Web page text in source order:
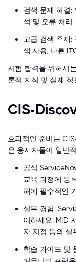
검색 문제 해결:
석 및 오류 처리.
고급 검색 주제:
색 사용, 다른
시험 합격을 위해서
론적 지식 및 실제
CIS-
효과적인 준비는
은 응시자들이 일반
공식
교육 과정에 등
해에 필수적인
실무 경험:
여하세요. MID
자 지정 등의 실
학습 가이드 및